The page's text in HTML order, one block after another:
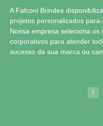
A Falconi Brindes
projetos personalizados para
Nossa empresa seleciona
corporativos para atender
sucesso da sua marca ou